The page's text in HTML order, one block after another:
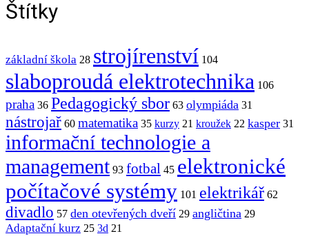
Štítky
základní škola 28 strojírenství 104
slaboproudá elektrotechnika 106
praha 36 Pedagogický sbor 63 olympiáda 31
nástrojař 60 matematika 35 kurzy 21 kroužek 22 kasper 31
informační technologie a
management 93 fotbal 45 elektronické
počítačové systémy 101 elektrikář 62
divadlo 57 den otevřených dveří 29 angličtina 29
Adaptační kurz 25 3d 21